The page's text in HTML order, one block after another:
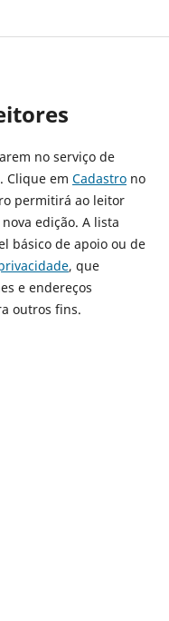
no serviço de
Clique em Cadastrono
permitirá ao leitor
edição. A lista
básico de apoio ou de
, que
e endereços
outros fins.